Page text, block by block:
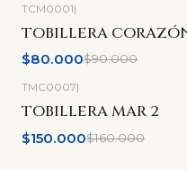
-11% OFF
TCM0001|
TOBILLERA
$80.000$90.000
-6% OFF
TMC0007|
TOBILLERA MAR 2
$150.000$160.000